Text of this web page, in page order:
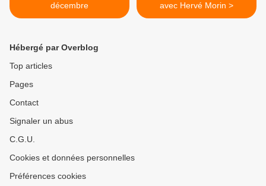
décembre
avec Hervé Morin >
Hébergé par Overblog
Top articles
Pages
Contact
Signaler un abus
C.G.U.
Cookies et données personnelles
Préférences cookies